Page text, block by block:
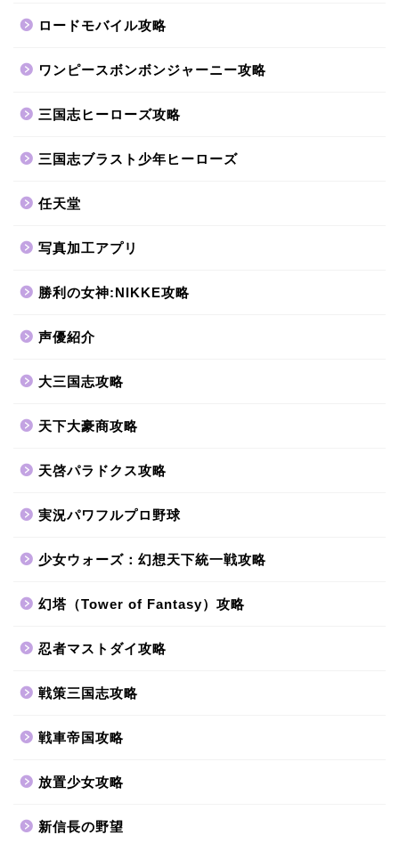
ロードモバイル攻略
ワンピースボンボンジャーニー攻略
三国志ヒーローズ攻略
三国志ブラスト少年ヒーローズ
任天堂
写真加工アプリ
勝利の女神:NIKKE攻略
声優紹介
大三国志攻略
天下大豪商攻略
天啓パラドクス攻略
実況パワフルプロ野球
少女ウォーズ：幻想天下統一戦攻略
幻塔（Tower of Fantasy）攻略
忍者マストダイ攻略
戦策三国志攻略
戦車帝国攻略
放置少女攻略
新信長の野望